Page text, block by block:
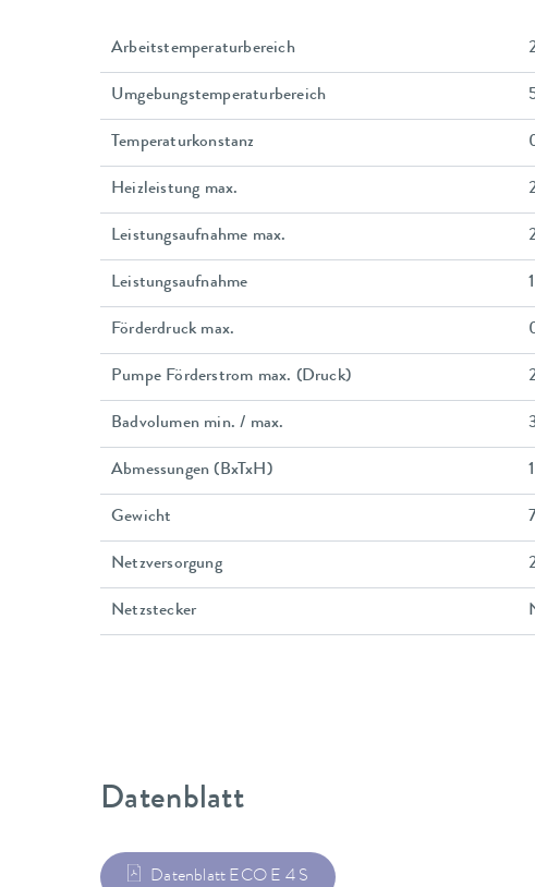
Arbeitstemperaturbereich
Umgebungstemperaturbereich
Temperaturkonstanz
Heizleistung max.
Leistungsaufnahme max.
Leistungsaufnahme
Förderdruck max.
Pumpe Förderstrom max. (Druck)
Badvolumen min. / max.
Abmessungen (BxTxH)
Gewicht
Netzversorgung
Netzstecker
Datenblatt
Datenblatt ECO E 4 S